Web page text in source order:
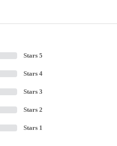
Stars 5
Stars 4
Stars 3
Stars 2
Stars 1